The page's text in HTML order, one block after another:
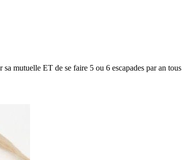
mutuelle ET de se faire 5 ou 6 escapades par an tous